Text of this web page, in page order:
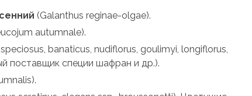
(Galanthus reginae-olgae).
autumnale).
banaticus, nudiflorus, goulimyi, longiflorus,
поставщик специи шафран и др.).